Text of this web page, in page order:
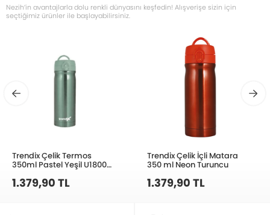
Nezih’in avantajlarla dolu renkli dünyasını keşfedin! Alışverişe sizin için
seçtiğimiz ürünler ile başlayabilirsiniz.
Trendix Çelik Termos
350ml Pastel Yeşil U1800
1.379,90 TL
Trendix Çelik İçli Matara
350 ml Neon Turuncu
1.379,90 TL